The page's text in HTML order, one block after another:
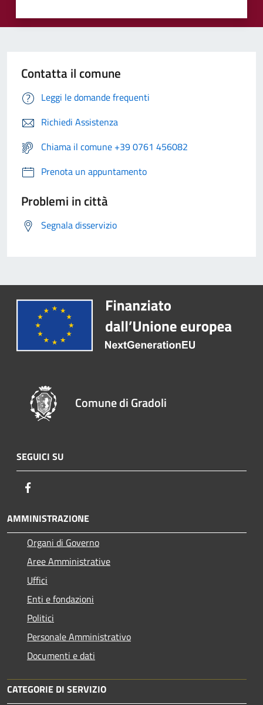
Contatta il comune
Leggi le domande frequenti
Richiedi Assistenza
Chiama il comune +39 0761 456082
Prenota un appuntamento
Problemi in città
Segnala disservizio
Comune di Gradoli
SEGUICI SU
AMMINISTRAZIONE
Organi di Governo
Aree Amministrative
Uffici
Enti e fondazioni
Politici
Personale Amministrativo
Documenti e dati
CATEGORIE DI SERVIZIO